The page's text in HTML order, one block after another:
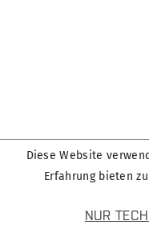
Diese Website
Erfahrung bieten
NUR